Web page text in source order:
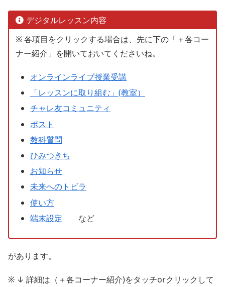
デジタルレッスン内容
※ 各項目をクリックする場合は、先に下の「＋各コー
ナー紹介」を開いておいてくださいね。
オンラインライブ授業受講
「レッスンに取り組む」(教室）
チャレ友コミュニティ
ポスト
教科質問
ひみつきち
お知らせ
未来へのトビラ
使い方
端末設定 など
があります。
※ ↓ 詳細は（＋各コーナー紹介)をタッチorクリックして